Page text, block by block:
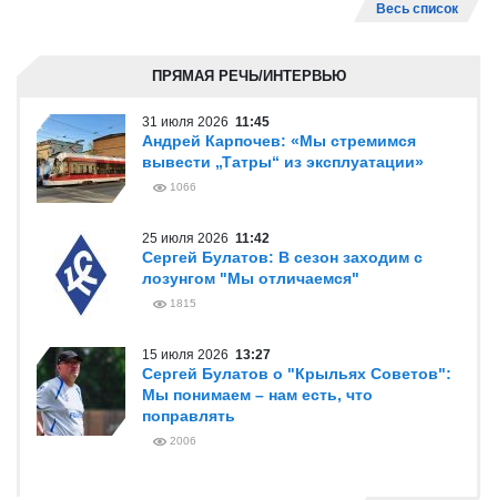
Весь список
ПРЯМАЯ РЕЧЬ/ИНТЕРВЬЮ
31 июля 2026 11:45
Андрей Карпочев: «Мы стремимся
вывести „Татры“ из эксплуатации»
1066
25 июля 2026 11:42
Сергей Булатов: В сезон заходим с
лозунгом "Мы отличаемся"
1815
15 июля 2026 13:27
Сергей Булатов о "Крыльях Советов":
Мы понимаем – нам есть, что
поправлять
2006